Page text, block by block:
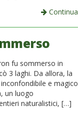
Continua
fu sommerso in
3 laghi. Da allora, la
e magico
un luogo
naturalistici, […]